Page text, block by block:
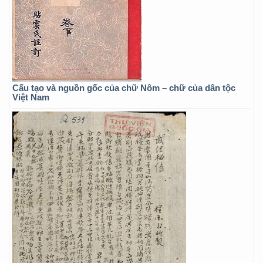
Cấu tạo và nguồn gốc của chữ Nôm – chữ của dân tộc
Việt Nam